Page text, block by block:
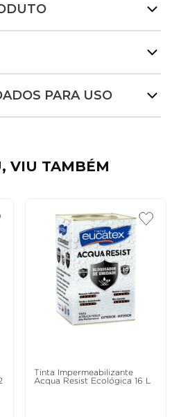
PARA USO
VIU TAMBÉM
Tinta Impermeabilizante
Acqua Resist Ecológica 16 L